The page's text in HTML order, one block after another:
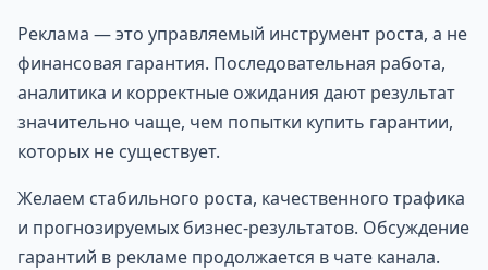
Реклама — это управляемый инструмент роста, а не
финансовая гарантия. Последовательная работа,
аналитика и корректные ожидания дают результат
значительно чаще, чем попытки купить гарантии,
которых не существует.
Желаем стабильного роста, качественного трафика
и прогнозируемых бизнес-результатов. Обсуждение
гарантий в рекламе продолжается в чате канала.